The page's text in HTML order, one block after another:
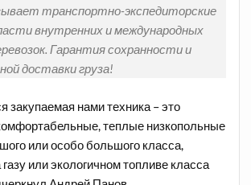
транспортно-экспедиторские
внутренних и международных
Гарантия сохранности и
доставки груза!
закупаемая нами техника – это
теплые низкопольные
или особо большого класса,
или экологичном топливе класса